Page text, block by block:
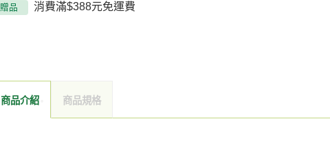
贈品 消費滿$388元免運費
商品介紹 商品規格